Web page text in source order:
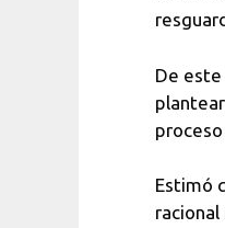
De
Estimó